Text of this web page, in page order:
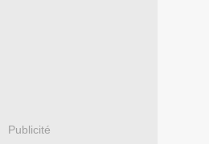
Publicité